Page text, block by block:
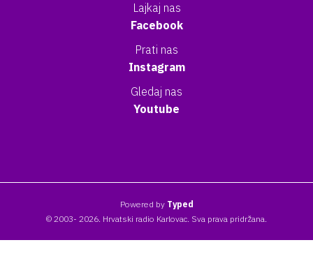
Lajkaj nas
Facebook
Prati nas
Instagram
Gledaj nas
Youtube
Powered by Typed
© 2003- 2026. Hrvatski radio Karlovac. Sva prava pridržana.